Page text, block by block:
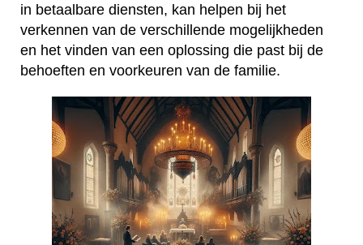
in betaalbare diensten, kan helpen bij het
verkennen van de verschillende mogelijkheden
en het vinden van een oplossing die past bij de
behoeften en voorkeuren van de familie.